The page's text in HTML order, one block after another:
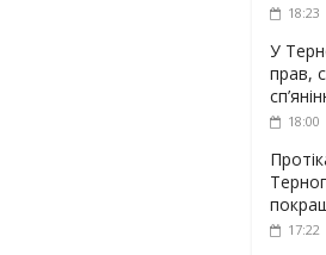
18:23
У
прав,
18:00
17:22